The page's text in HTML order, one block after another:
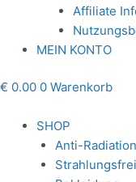
Affiliate
MEIN KONTO
€ 0.00 0 Warenkorb
SHOP
Anti-